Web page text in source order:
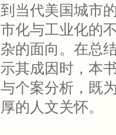
当代美国城市
化与工业化的
的面向。在总
其成因时，本
个案分析，既
的人文关怀。